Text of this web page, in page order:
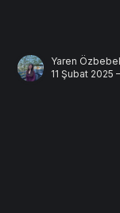
Yaren
11 Şubat 2025